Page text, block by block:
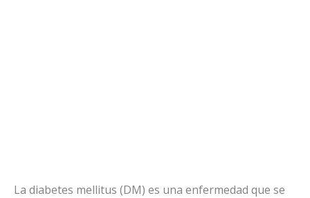
La diabetes mellitus (DM) es una enfermedad que se